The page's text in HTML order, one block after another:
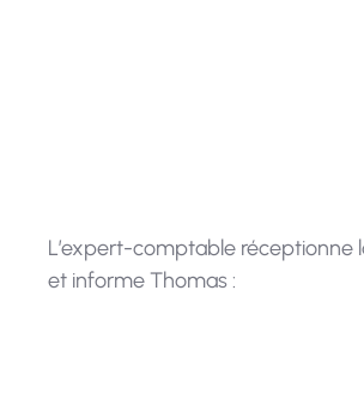
L’expert-comptable réceptionne
et informe Thomas :